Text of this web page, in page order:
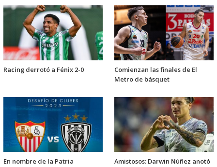
Racing derrotó a Fénix 2-0
Comienzan las finales de El
Metro de básquet
En nombre de la Patria
Amistosos: Darwin Núñez anotó